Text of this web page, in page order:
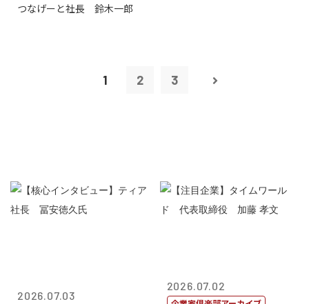
つなげーと社長 鈴木一郎
1 2 3
2026.07.03
2026.07.02